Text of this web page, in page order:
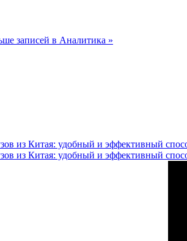
записей в Аналитика »
из Китая: удобный и эффективный
из Китая: удобный и эффективный